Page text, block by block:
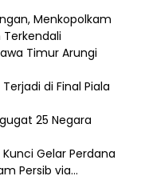
Menkopolkam
Timur Arungi
di Final Piala
25 Negara
Gelar Perdana
Persib via…